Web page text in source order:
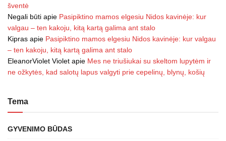
šventė
Negali būti apie Pasipiktino mamos elgesiu Nidos kavinėje: kur
valgau – ten kakoju, kitą kartą galima ant stalo
Kipras apie Pasipiktino mamos elgesiu Nidos kavinėje: kur valgau
– ten kakoju, kitą kartą galima ant stalo
EleanorViolet Violet apie Mes ne triušiukai su skeltom lupytėm ir
ne ožkytės, kad salotų lapus valgyti prie cepelinų, blynų, košių
Tema
GYVENIMO BŪDAS